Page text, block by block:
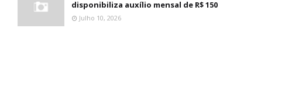
disponibiliza auxílio mensal de R$ 150
Julho 10, 2026